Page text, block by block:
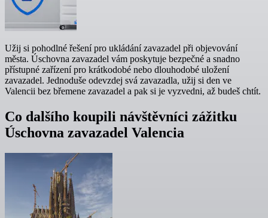
Užij si pohodlné řešení pro ukládání zavazadel při objevování
města. Úschovna zavazadel vám poskytuje bezpečné a snadno
přístupné zařízení pro krátkodobé nebo dlouhodobé uložení
zavazadel. Jednoduše odevzdej svá zavazadla, užij si den ve
Valencii bez břemene zavazadel a pak si je vyzvedni, až budeš chtít.
Co dalšího koupili návštěvníci zážitku
Úschovna zavazadel Valencia